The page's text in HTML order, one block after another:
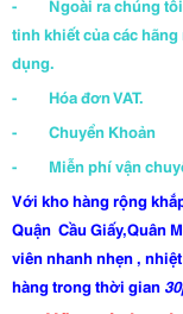
- Ngoài ra chúng tôi
tinh khiết của các
dụng.
- Hóa đơn VAT.
- Chuyển Khoản
- Miễn phí vận
Với kho hàng rộng
Quận Cầu Giấy,Quân
viên nhanh nhẹn ,
hàng trong thời gian